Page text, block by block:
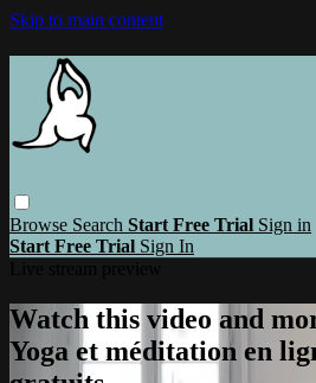
Skip to main content
Browse Search Start Free Trial Sign in
Start Free Trial Sign In
Watch this video and
Yoga et méditation en